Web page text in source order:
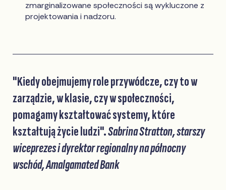
zmarginalizowane społeczności są wykluczone z
projektowania i nadzoru.
"Kiedy obejmujemy role przywódcze, czy to w
zarządzie, w klasie, czy w społeczności,
pomagamy kształtować systemy, które
kształtują życie ludzi".Sabrina Stratton, starszy
wiceprezes i dyrektor regionalny na północny
wschód, Amalgamated Bank